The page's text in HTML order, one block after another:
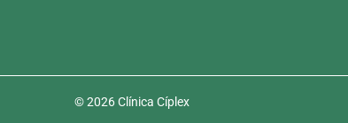
© 2026 Clínica Cíplex